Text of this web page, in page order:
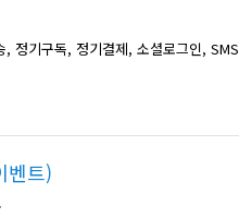
벤트)